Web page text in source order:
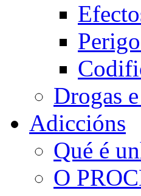
Drogas
Adiccións
Qué é
O